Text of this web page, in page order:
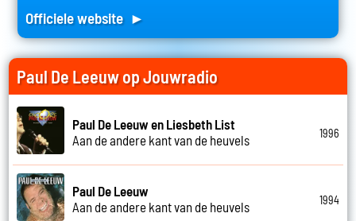
Officiele website ►
Paul De Leeuw op Jouwradio
Paul De Leeuw en Liesbeth List
Aan de andere kant van de heuvels
1996
Paul De Leeuw
Aan de andere kant van de heuvels
1994